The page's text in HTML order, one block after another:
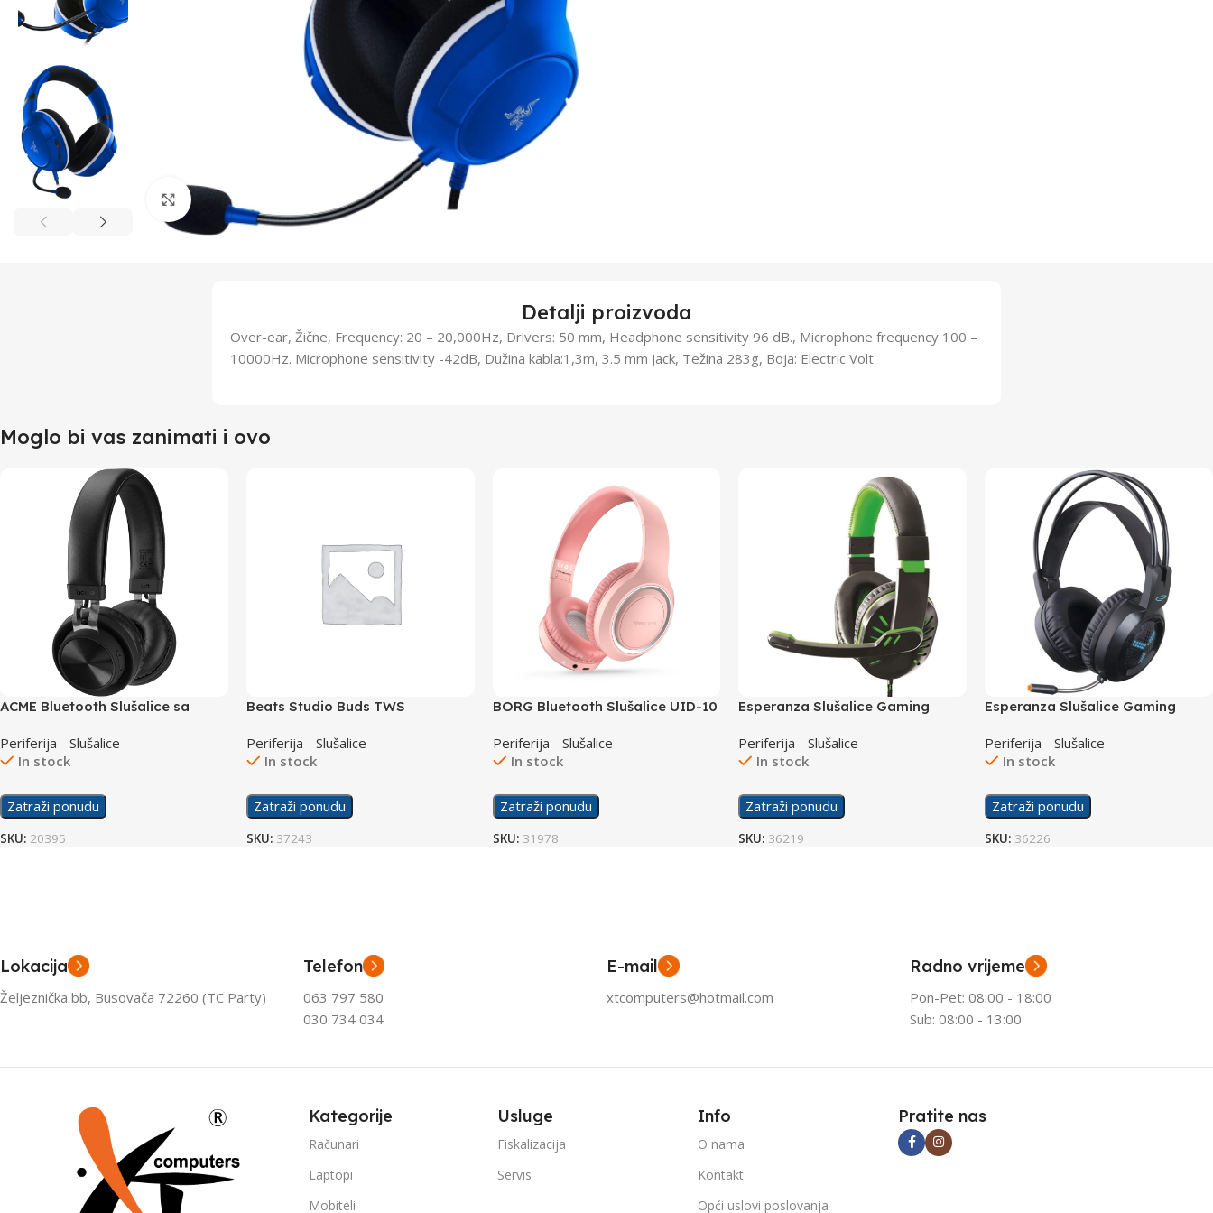
Click to enlarge
Detalji proizvoda
Over-ear, Žične, Frequency: 20 – 20,000Hz, Drivers: 50 mm, Headphone sensitivity 96 dB., Microphone frequency 100 –
10000Hz. Microphone sensitivity -42dB, Dužina kabla:1,3m, 3.5 mm Jack, Težina 283g, Boja: Electric Volt
Moglo bi vas zanimati i ovo
ACME Bluetooth Slušalice sa
Periferija - Slušalice
In stock
Zatraži ponudu
SKU: 20395
Beats Studio Buds TWS
Periferija - Slušalice
In stock
Zatraži ponudu
SKU: 37243
BORG Bluetooth Slušalice UID-10
Periferija - Slušalice
In stock
Zatraži ponudu
SKU: 31978
Esperanza Slušalice Gaming
Periferija - Slušalice
In stock
Zatraži ponudu
SKU: 36219
Esperanza Slušalice Gaming
Periferija - Slušalice
In stock
Zatraži ponudu
SKU: 36226
Lokacija
Željeznička bb, Busovača 72260 (TC Party)
Telefon
063 797 580
030 734 034
E-mail
xtcomputers@hotmail.com
Radno vrijeme
Pon-Pet: 08:00 - 18:00
Sub: 08:00 - 13:00
Kategorije
Računari
Laptopi
Mobiteli
Usluge
Fiskalizacija
Servis
Info
O nama
Kontakt
Opći uslovi poslovanja
Pratite nas